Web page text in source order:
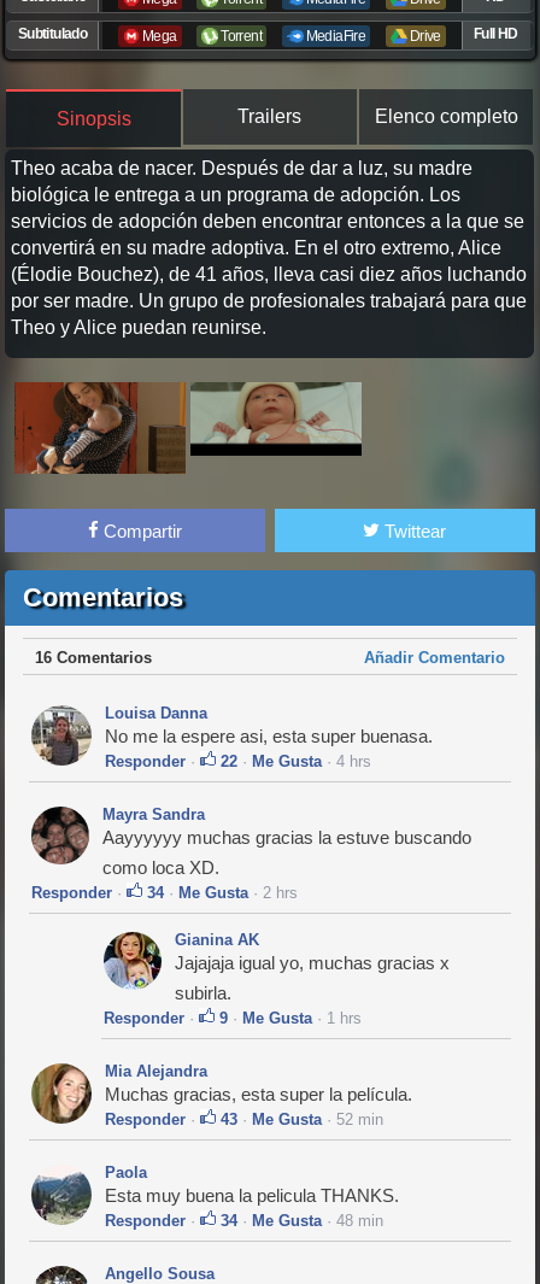
Subtitulado Mega Torrent MediaFire Drive Full HD
Sinopsis Trailers Elenco completo
Theo acaba de nacer. Después de dar a luz, su madre
biológica le entrega a un programa de adopción. Los
servicios de adopción deben encontrar entonces a la que se
convertirá en su madre adoptiva. En el otro extremo, Alice
(Élodie Bouchez), de 41 años, lleva casi diez años luchando
por ser madre. Un grupo de profesionales trabajará para que
Theo y Alice puedan reunirse.
Compartir Twittear
Comentarios
16 Comentarios Añadir Comentario
Louisa Danna
No me la espere asi, esta super buenasa.
Responder · 22 ·Me Gusta · 4 hrs
Mayra Sandra
Aayyyyyy muchas gracias la estuve buscando
como loca XD.
Responder · 34·Me Gusta · 2 hrs
Gianina AK
Jajajaja igual yo, muchas gracias x
subirla.
Responder · 9 ·Me Gusta · 1 hrs
Mia Alejandra
Muchas gracias, esta super la película.
Responder · 43 ·Me Gusta · 52 min
Paola
Esta muy buena la pelicula THANKS.
Responder · 34·Me Gusta · 48 min
Angello Sousa